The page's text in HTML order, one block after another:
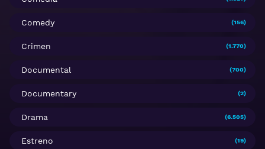
Comedy (156)
Crimen (1.770)
Documental (700)
Documentary (2)
Drama (6.505)
Estreno (19)